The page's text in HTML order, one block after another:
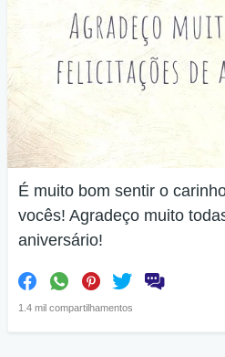
É muito bom sentir o
vocês! Agradeço muito
aniversário!
1.4 mil compartilhamentos